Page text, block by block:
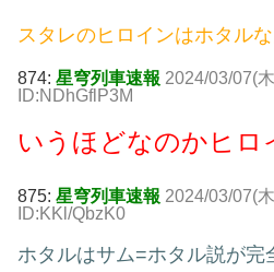
スタレのヒロインはホタル
874: 星穹列車速報 2024/03/07(
ID:NDhGflP3M
いうほどなのかヒロ
875: 星穹列車速報 2024/03/07(
ID:KKl/QbzK0
ホタルはサム=ホタル説が完